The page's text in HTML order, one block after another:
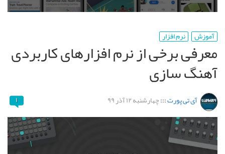
آموزش نرم افزار
معرفی برخی از نرم افزارهای کاربردی
آهنگ سازی
آی تی پورت:::چهارشنبه ۱۲ آذر ۹۹ ۱